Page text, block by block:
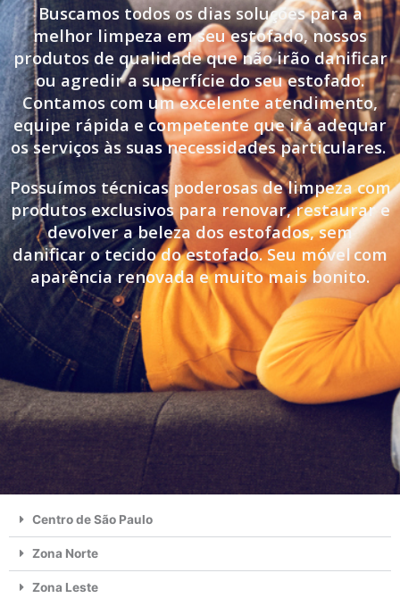
Buscamos todos os dias soluções para a
melhor limpeza em seu estofado, nossos
produtos de qualidade que não irão danificar
ou agredir a superfície do seu estofado.
Contamos com um excelente atendimento,
equipe rápida e competente que irá adequar
os serviços às suas necessidades particulares.
Possuímos técnicas poderosas de limpeza com
produtos exclusivos para renovar, restaurar e
devolver a beleza dos estofados, sem
danificar o tecido do estofado. Seu móvelcom
aparência renovada e muito mais bonito.
Centro de São Paulo
Zona Norte
Zona Leste